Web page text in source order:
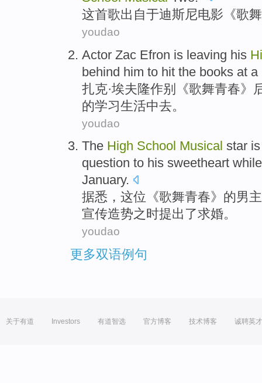
这首歌出自于迪斯尼电影 《歌
youdao
Actor Zac Efron is leaving his
behind him to hit the books at a
扎克·埃夫隆作别《歌舞青春》
的学习生活中去。
youdao
The High School Musical star
question to his sweetheart while
January.
据悉 ，这位《歌舞青春》的男
宣传造势之时提出 了求婚。
youdao
更多双语例句
关于有道 Investors 有道智选 官方博客 技术博客 诚聘英才